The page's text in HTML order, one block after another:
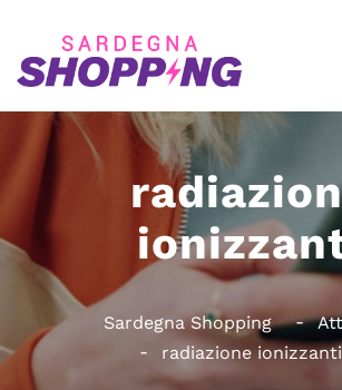
Sardegna Shopping
radiazione ionizzanti